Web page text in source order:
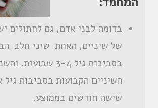
בדומה לבני אדם, גם לחתולים
של שיניים, האחת שיני חלב
בסביבות גיל 3-4
השיניים הקבועות בסביבות
שישה חודשים בממוצע.